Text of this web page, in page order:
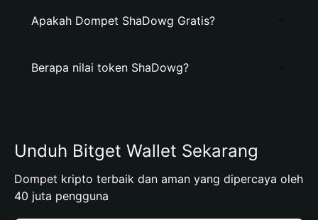
Apakah Dompet ShaDowg Gratis?
Berapa nilai token ShaDowg?
Unduh Bitget Wallet Sekarang
Dompet kripto terbaik dan aman yang dipercaya oleh
40 juta pengguna